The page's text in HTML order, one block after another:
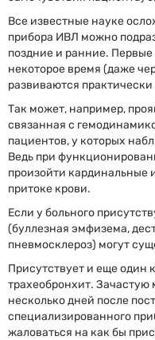
Все известные науке
прибора ИВЛ можно
поздние и ранние. Первые
некоторое время (даже
развиваются
Так может, например,
связанная с
пациентов, у которых
Ведь при
произойти кардинальные
притоке крови.
Если у больного
(буллезная эмфизема,
пневмосклероз) могут
Присутствует и еще один
трахеобронхит. Зачастую
несколько дней после
специализированного
жаловаться на как бы